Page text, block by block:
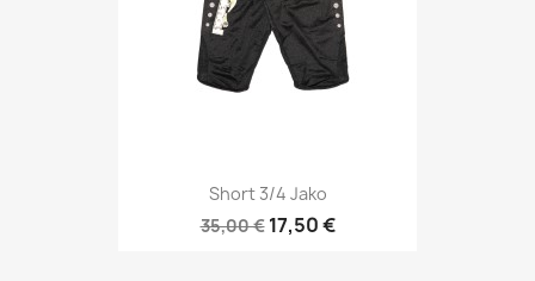
Short 3/4 Jako
35,00 € 17,50 €